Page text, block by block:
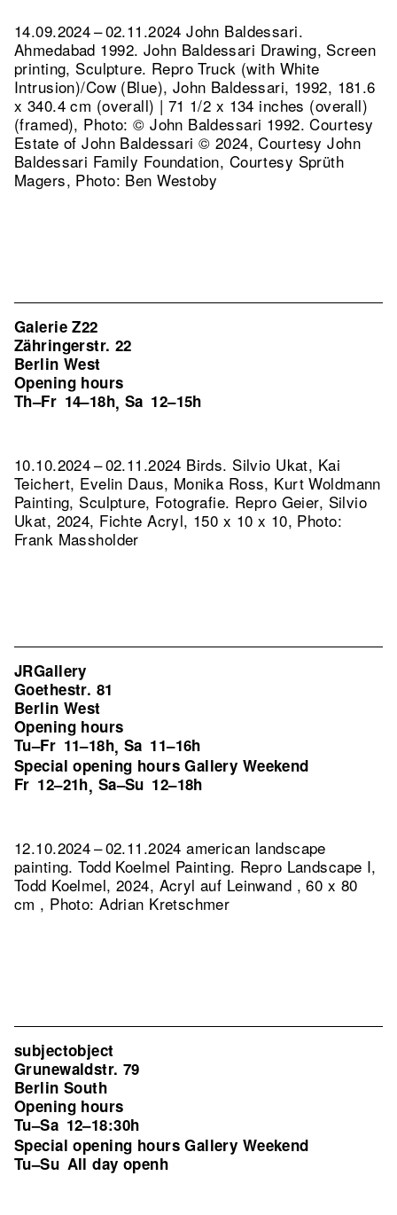
14.09.2024 – 02.11.2024 John Baldessari.
Ahmedabad 1992. John Baldessari Drawing, Screen
printing, Sculpture. Repro Truck (with White
Intrusion)/Cow (Blue), John Baldessari, 1992, 181.6
x 340.4 cm (overall) | 71 1/2 x 134 inches (overall)
(framed), Photo: © John Baldessari 1992. Courtesy
Estate of John Baldessari © 2024, Courtesy John
Baldessari Family Foundation, Courtesy Sprüth
Magers, Photo: Ben Westoby
Galerie Z22
Zähringerstr. 22
Berlin West
Opening hours
Th–Fr 14–18h, Sa 12–15h
10.10.2024 – 02.11.2024 Birds. Silvio Ukat, Kai
Teichert, Evelin Daus, Monika Ross, Kurt Woldmann
Painting, Sculpture, Fotografie. Repro Geier, Silvio
Ukat, 2024, Fichte Acryl, 150 x 10 x 10, Photo:
Frank Massholder
JRGallery
Goethestr. 81
Berlin West
Opening hours
Tu–Fr 11–18h, Sa 11–16h
Special opening hours Gallery Weekend
Fr 12–21h, Sa–Su 12–18h
12.10.2024 – 02.11.2024 american landscape
painting. Todd Koelmel Painting. Repro Landscape I,
Todd Koelmel, 2024, Acryl auf Leinwand , 60 x 80
cm , Photo: Adrian Kretschmer
subjectobject
Grunewaldstr. 79
Berlin South
Opening hours
Tu–Sa 12–18:30h
Special opening hours Gallery Weekend
Tu–Su All day openh